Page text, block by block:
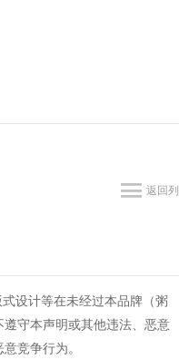
返回
设计等在未经过本品牌（粥
守本声明或其他违法、恶意
竞争行为。